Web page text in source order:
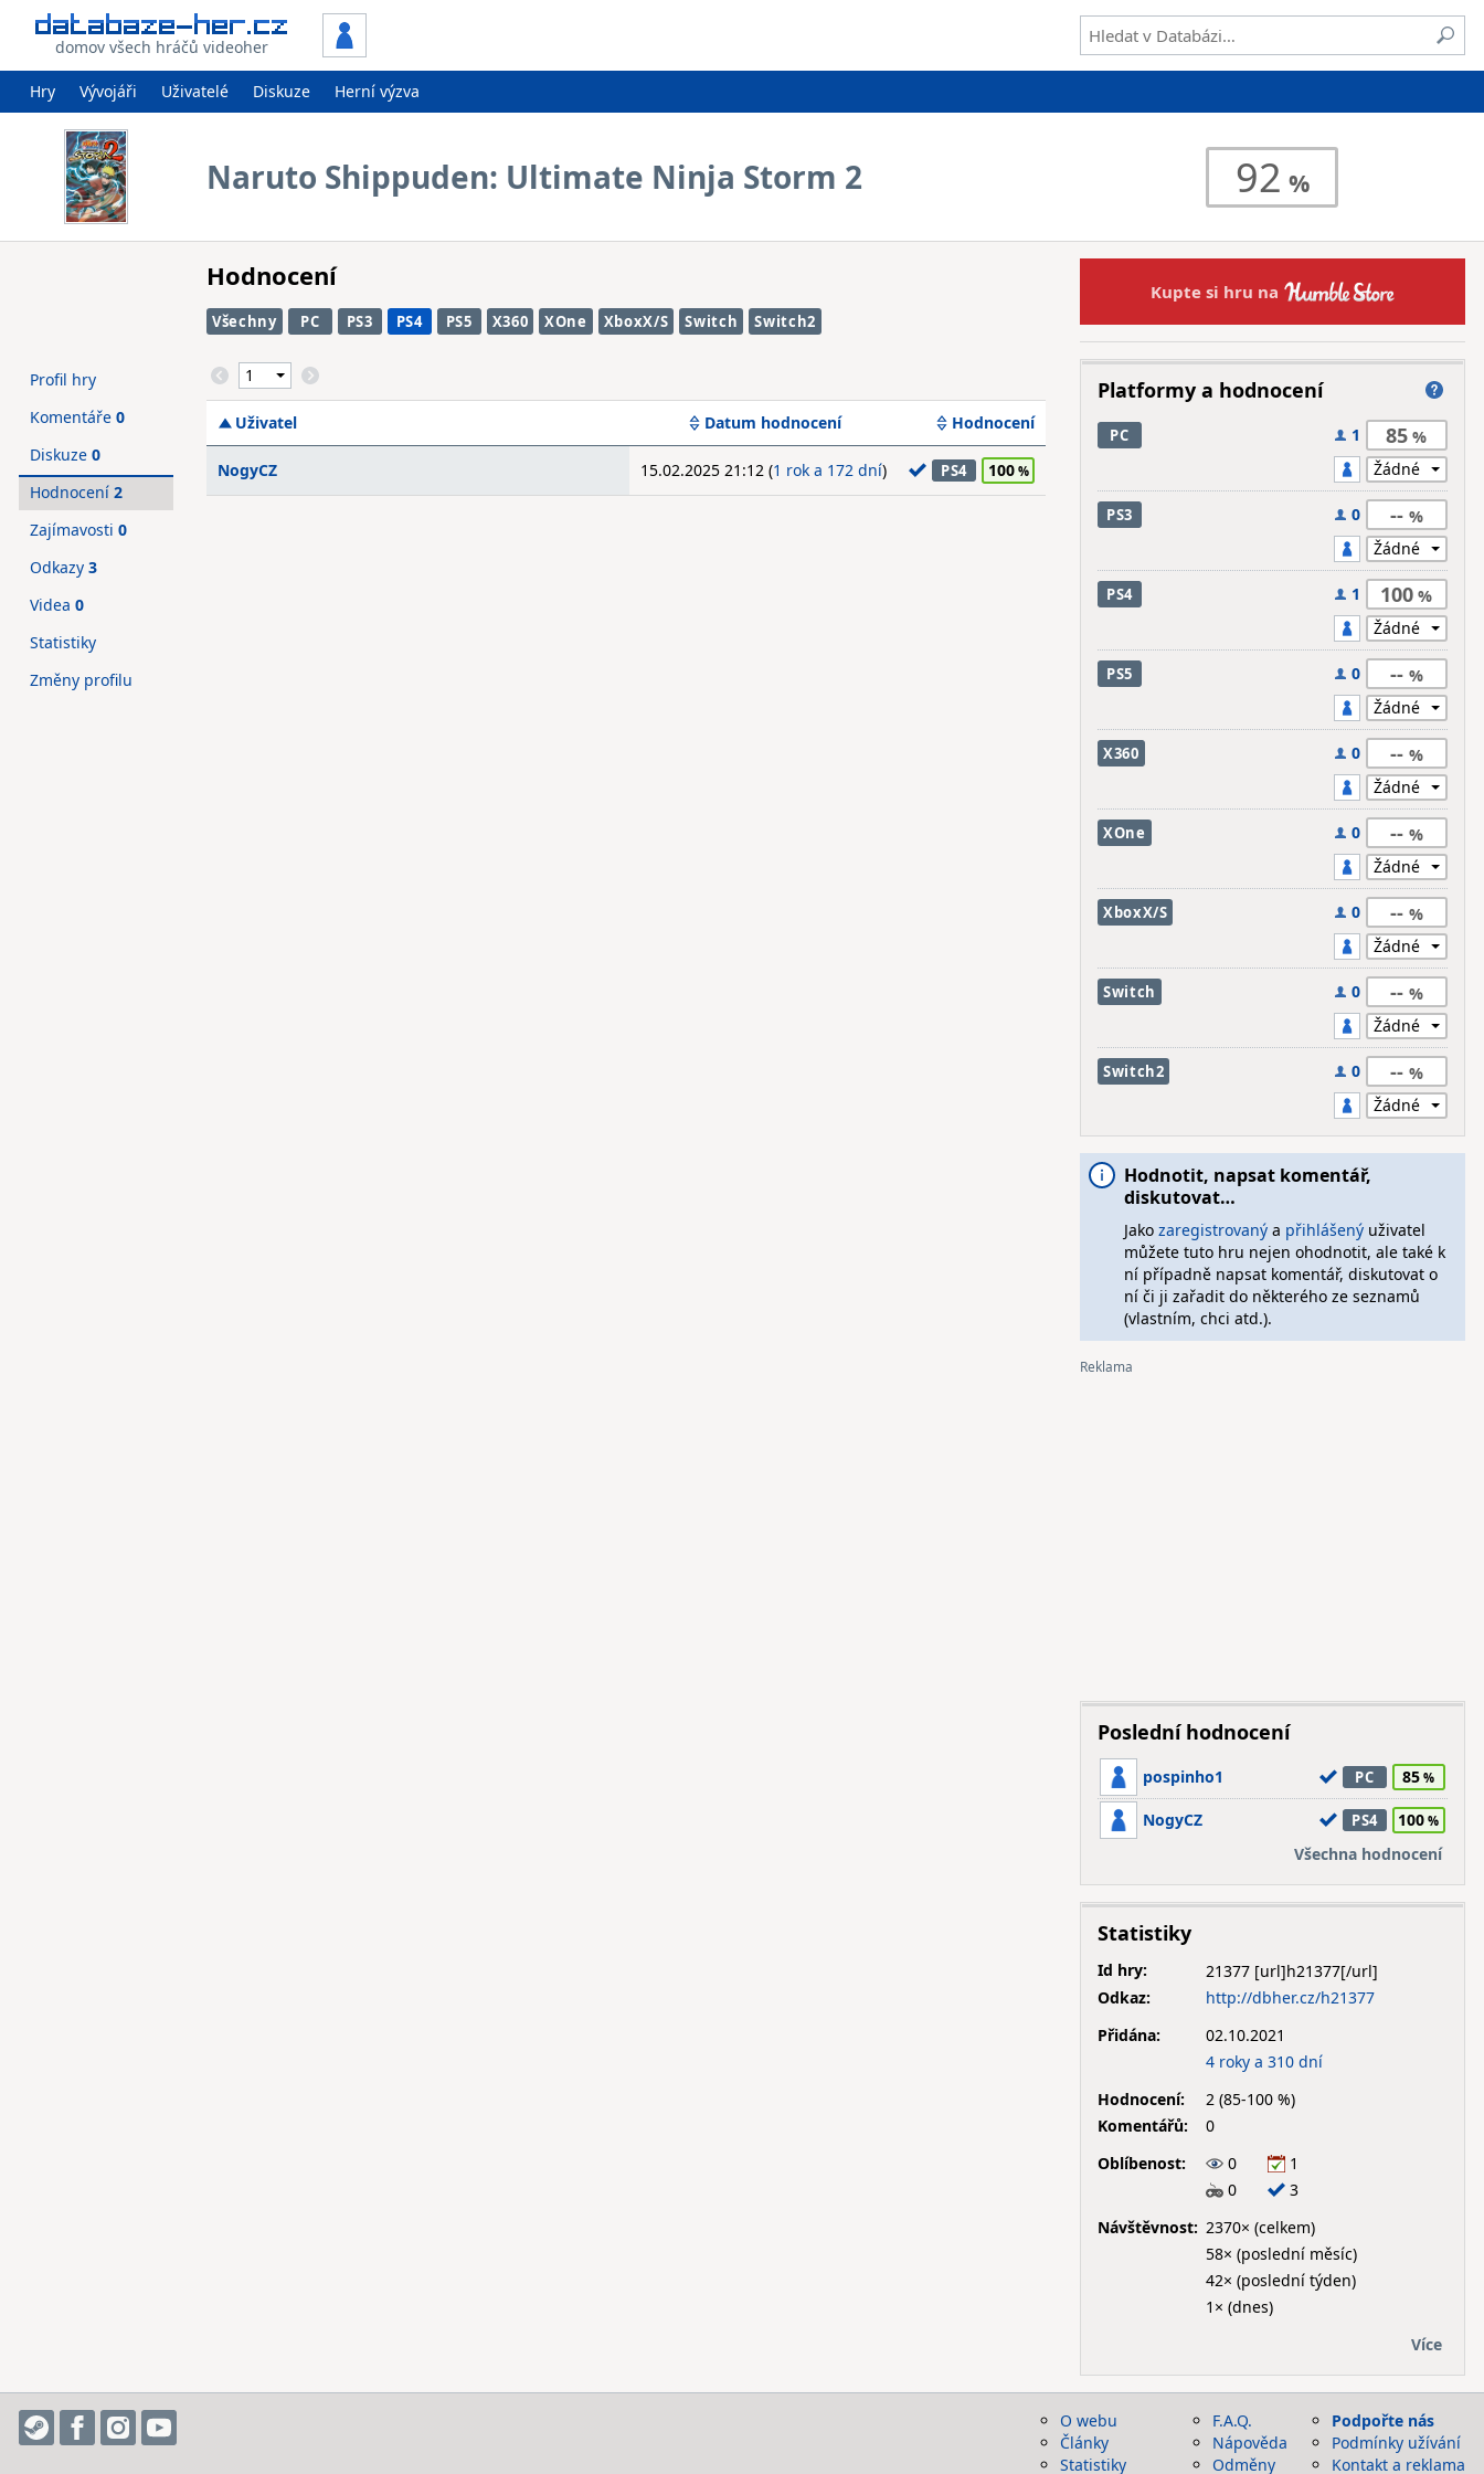
domov všech hráčů videoher
Hry Vývojáři Uživatelé Diskuze Herní výzva
Naruto Shippuden: Ultimate Ninja Storm 2 92
Hodnocení
Všechny PC PS3 PS4 PS5 X360 XOne XboxX/S Switch Switch2
Uživatel Datum hodnocení Hodnocení
NogyCZ 15.02.2025 21:12 (1 rok a 172 dní) PS4 100
Profil hry
Komentáře 0
Diskuze 0
Hodnocení 2
Zajímavosti 0
Odkazy 3
Videa 0
Statistiky
Změny profilu
Kupte si hru na
Platformy a hodnocení
PC 1 85
PS3 0 --
PS4 1 100
PS5 0 --
X360 0 --
XOne 0 --
XboxX/S 0 --
Switch 0 --
Switch2 0 --
Hodnotit, napsat komentář,
diskutovat…
Jako zaregistrovanýa přihlášenýuživatel
můžete tuto hru nejen ohodnotit, ale také k
ní případně napsat komentář, diskutovat o
ní či ji zařadit do některého ze seznamů
(vlastním, chci atd.).
Poslední hodnocení
pospinho1 PC 85
NogyCZ PS4
100
Všechna hodnocení
Statistiky
Id hry:
21377
Odkaz:
http://dbher.cz/h21377
Přidána:
02.10.2021
4 roky a 310 dní
Hodnocení:
2 (85-100 %)
Komentářů:
0
Oblíbenost:
0
1
0
3
Návštěvnost: 2370× (celkem)
58× (poslední měsíc)
42× (poslední týden)
1× (dnes)
Více
O webu
Články
Statistiky
F.A.Q.
Nápověda
Odměny
Podpořte nás
Podmínky užívání
Kontakt a reklama